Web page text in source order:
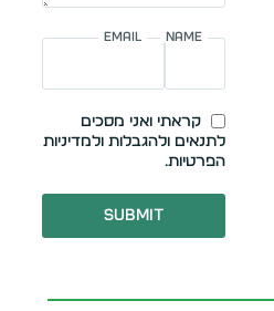
Name
Email
קראתי ואני מסכים
לתנאים ולהגבלות ולמדיניות
הפרטיות.
Submit